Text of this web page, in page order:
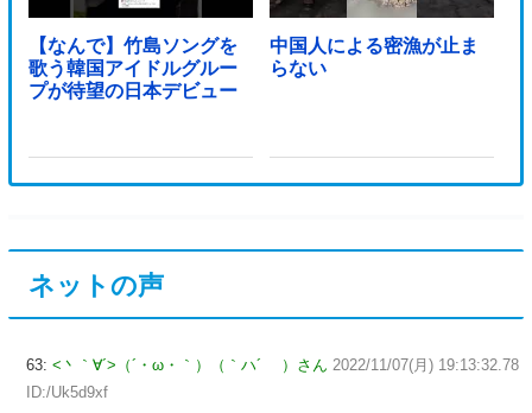
【なんで】竹島ソングを
歌う韓国アイドルグルー
プが待望の日本デビュー
中国人による密漁が止ま
らない
ネットの声
63: <丶｀∀´>（´・ω・｀）（｀ハ´ ）さん 2022/11/07(月) 19:13:32.78
ID:/Uk5d9xf